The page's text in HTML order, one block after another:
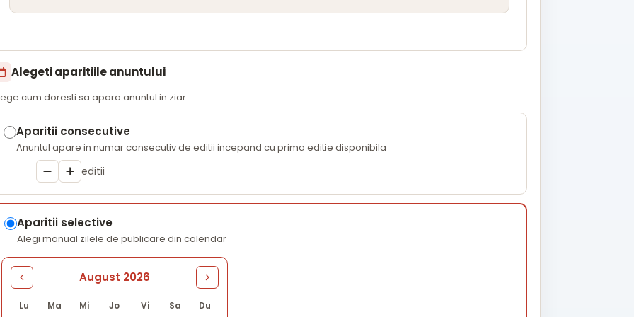
Alegeti aparitiile anuntului
cum doresti sa apara anuntul in ziar
Aparitii consecutive
Anuntul apare in numar consecutiv de editii incepand cu prima editie disponibila
editii
Aparitii selective
Alegi manual zilele de publicare din calendar
August 2026
Lu Ma Mi Jo Vi Sa Du